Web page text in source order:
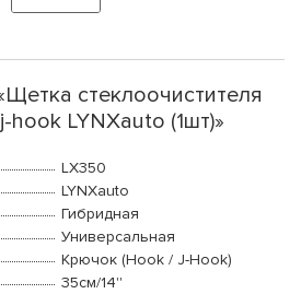
стеклоочистителя
hook LYNXauto (1шт)»
LX350
LYNXauto
Гибридная
Универсальная
Крючок (Hook / J-Hook)
35см/14''